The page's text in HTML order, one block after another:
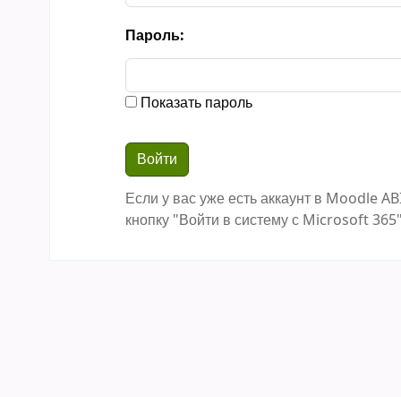
Пароль:
Показать пароль
Если у вас уже есть аккаунт в Moodle
кнопку "Войти в систему с Microsoft